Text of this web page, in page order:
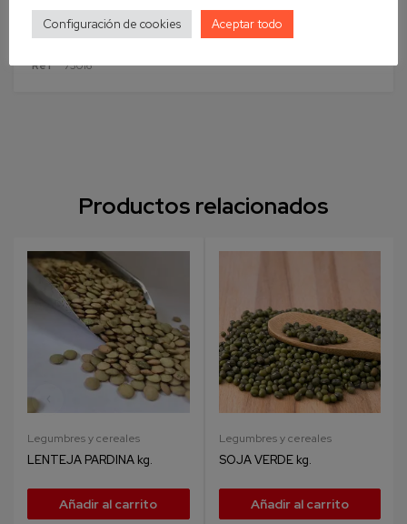
Ref 73016
Productos relacionados
Legumbres y cereales
LENTEJA PARDINA kg.
Añadir al carrito
Legumbres y cereales
SOJA VERDE kg.
Añadir al carrito
Configuración de cookies Aceptar todo